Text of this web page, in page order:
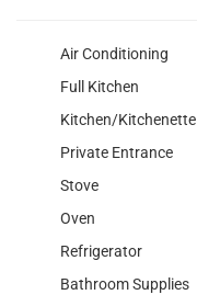
Air Conditioning
Full Kitchen
Kitchen/Kitchenette
Private Entrance
Stove
Oven
Refrigerator
Bathroom Supplies